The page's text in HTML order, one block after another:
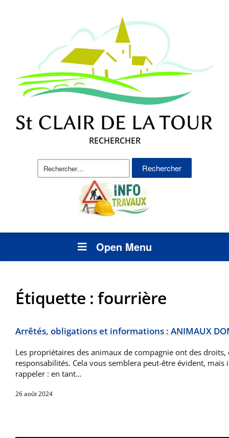
RECHERCHER
Rechercher :
Open Menu
Étiquette : fourrière
Arrêtés, obligations et informations : ANIMAUX
Les propriétaires des animaux de compagnie ont des droits,
responsabilités. Cela vous semblera peut-être évident, mais
rappeler : en tant…
26 août 2024